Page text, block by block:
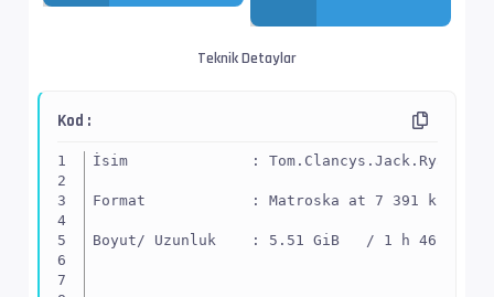
Teknik Detaylar
Kod :
İsim              :
Format            : Matroska at 7 391 kb/s
Boyut/ Uzunluk    : 5.51 GiB   / 1 h 46 min